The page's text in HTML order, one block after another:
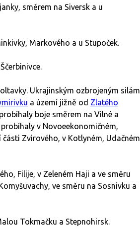
směrem na Siversk a u
Markového a u Stupoček.
Ukrajinským ozbrojeným silám
a území jižně od Zlatého
boje směrem na Vilné a
v Novoeekonomičném,
Zvirového, v Kotlyném, Udačném
Filije, v Zeleném Haji a ve směru
ve směru na Sosnivku a
Tokmačku a Stepnohirsk.